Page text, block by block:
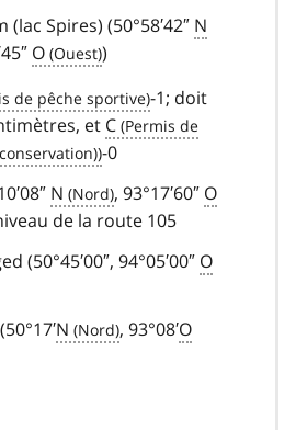
(lac Spires) (50°58′42″ N
O )
-1; doit
et C
-0
N , 93°17′60″ O
de la route 105
(50°45′00″, 94°05′00″ O
N , 93°08′O